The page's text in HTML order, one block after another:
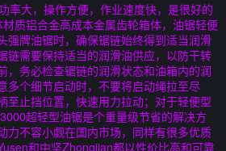
率大，操作方便，作业速度快，是很好的
质铝合金高成本金属齿轮箱体，油锯轻便
强牌油锯时，确保锯链始终得到适当润滑
链需要保持适当的润滑油供应，以防干转
，务必检查锯链的润滑状态和油箱内的润
多个细节启动时，不要将启动绳拉至尽
至止挡位置，快速用力拉动；对于轻便型
超轻型油锯是个重量级节省的解决方
力不容小觑在国内市场，同样有很多优质
和中坚Zhongjian都以性价比高和可靠